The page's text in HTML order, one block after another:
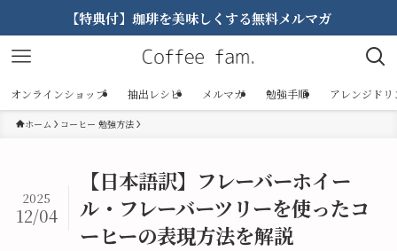
【特典付】珈琲を美味しくする無料メルマガ
オンラインショップ 抽出レシピ メルマガ 勉強手順 アレンジドリ
ホーム コーヒー 勉強方法
【日本語訳】フレーバーホイー
ル・フレーバーツリーを使ったコ
ーヒーの表現方法を解説
2025
12/04